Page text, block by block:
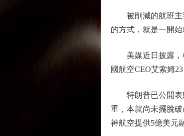
被削減的航班主要
的方式，就是一開始
美媒近日披露，柯
國航空CEO艾索姆
特朗普已公開表態
重，本就尚未擺脫
神航空提供5億美元